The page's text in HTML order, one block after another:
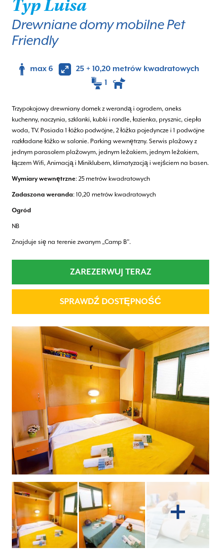
Typ Luisa
Drewniane domy mobilne Pet
Friendly
max 6
25 + 10,20 metrów kwadratowych
1
Trzypokojowy drewniany domek z werandą i ogrodem, aneks
kuchenny, naczynia, szklanki, kubki i rondle, łazienka, prysznic, ciepła
woda, TV. Posiada 1 łóżko podwójne, 2 łóżka pojedyncze i 1 podwójne
rozkładane łóżko w salonie. Parking wewnętrzny. Serwis plażowy z
jednym parasolem plażowym, jednym leżakiem, jednym leżakiem,
łączem Wifi, Animacją i Miniklubem, klimatyzacją i wejściem na basen.
Wymiary wewnętrzne: 25 metrów kwadratowych
Zadaszona weranda: 10,20 metrów kwadratowych
Ogród
NB
Znajduje się na terenie zwanym „Camp B”.
ZAREZERWUJ TERAZ
SPRAWDŹ DOSTĘPNOŚĆ